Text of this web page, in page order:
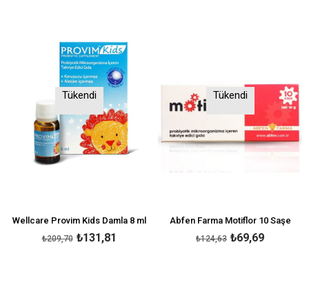
Tükendi
Wellcare Provim Kids Damla 8 ml
₺131,81
₺209,70
Tükendi
Abfen Farma Motiflor 10 Saşe
₺69,69
₺124,63